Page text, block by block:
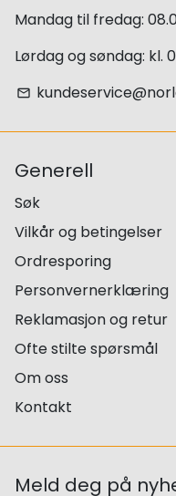
Mandag til fredag:
Lørdag og søndag: kl.
email
Generell
Søk
Vilkår og betingelser
Ordresporing
Personvernerklæring
Reklamasjon og retur
Ofte stilte spørsmål
Om oss
Kontakt
Meld deg på